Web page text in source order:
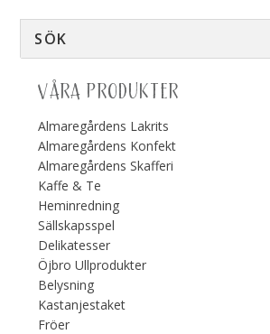
VÅRA PRODUKTER
Almaregårdens Lakrits
Almaregårdens Konfekt
Almaregårdens Skafferi
Kaffe & Te
Heminredning
Sällskapsspel
Delikatesser
Öjbro Ullprodukter
Belysning
Kastanjestaket
Fröer